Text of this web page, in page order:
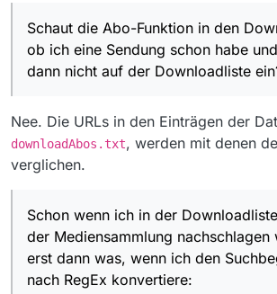
Namensregeln entsprechen;
die Dateinamen genauso
speichert?
Plex-Server und lasse daher
FileBot in die Plex-Logik
Serien: Serientitel - S01E01 -
Filme: Filmtitel (Jahr)
Schon wenn ich in der
Suchbegriff von Hand nach
#:.*Serientitel.*Episodentitel.*
Meine Hauptfrage ist:
pragmatischer matched bzw.
matched? Natürlich nur
Präfix: #:.*
Suffix: .*
Ersetze Doppelpunkt und
Alternativ könnte MV
interne Liste der
RegEx auf sein Format
Episodennummerierung und
aus meinem Beispiel
Ich weiß, dass dies nicht
Feature-Wünsche ist. Als
ich aber erst mal rumhören,
Schaut die Abo-Funktion in den
ob ich eine Sendung schon habe
dann nicht auf der Downloadliste
Nee. Die URLs in den Einträgen der
downloadAbos.txt, werden mit denen
verglichen.
Schon wenn ich in der
der Mediensammlung
erst dann was, wenn ich den
nach RegEx konvertiere: